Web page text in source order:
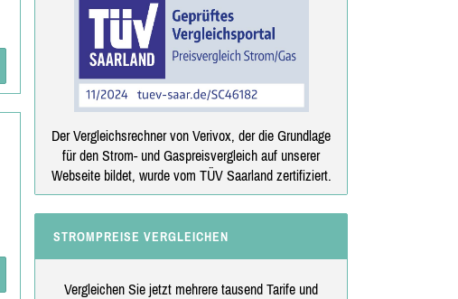
Der Vergleichsrechner von Verivox, der die Grundlage
für den Strom- und Gaspreisvergleich auf unserer
Webseite bildet, wurde vom TÜV Saarland zertifiziert.
STROMPREISE VERGLEICHEN
Vergleichen Sie jetzt mehrere tausend Tarife und